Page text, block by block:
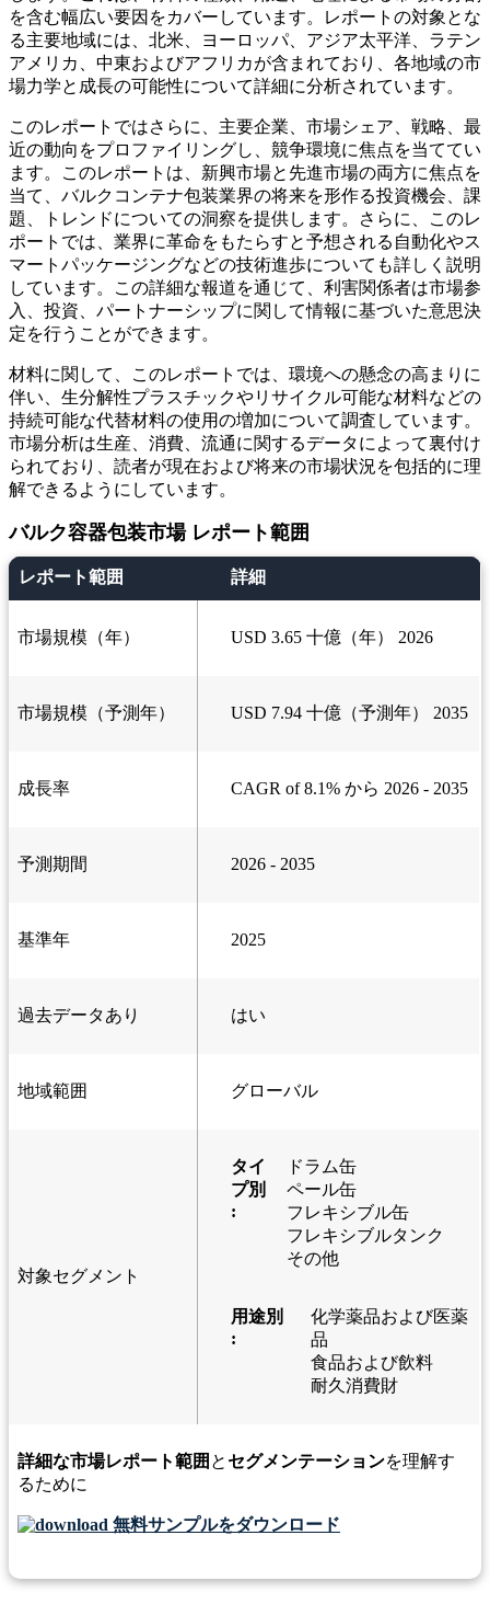
を含む幅広い要因をカバーしています。レポートの対象とな
る主要地域には、北米、ヨーロッパ、アジア太平洋、ラテン
アメリカ、中東およびアフリカが含まれており、各地域の市
場力学と成長の可能性について詳細に分析されています。
このレポートではさらに、主要企業、市場シェア、戦略、最
近の動向をプロファイリングし、競争環境に焦点を当ててい
ます。このレポートは、新興市場と先進市場の両方に焦点を
当て、バルクコンテナ包装業界の将来を形作る投資機会、課
題、トレンドについての洞察を提供します。さらに、このレ
ポートでは、業界に革命をもたらすと予想される自動化やス
マートパッケージングなどの技術進歩についても詳しく説明
しています。この詳細な報道を通じて、利害関係者は市場参
入、投資、パートナーシップに関して情報に基づいた意思決
定を行うことができます。
材料に関して、このレポートでは、環境への懸念の高まりに
伴い、生分解性プラスチックやリサイクル可能な材料などの
持続可能な代替材料の使用の増加について調査しています。
市場分析は生産、消費、流通に関するデータによって裏付け
られており、読者が現在および将来の市場状況を包括的に理
解できるようにしています。
バルク容器包装市場 レポート範囲
レポート範囲 詳細
市場規模（年） USD 3.65 十億（年） 2026
市場規模（予測年） USD 7.94 十億（予測年） 2035
成長率 CAGR of 8.1% から 2026 - 2035
予測期間 2026 - 2035
基準年 2025
過去データあり はい
地域範囲 グローバル
対象セグメント
タイ
プ別
:
ドラム缶
ペール缶
フレキシブル缶
フレキシブルタンク
その他
用途別
:
化学薬品および医薬
品
食品および飲料
耐久消費財
詳細な市場レポート範囲 と セグメンテーションを理解す
るために
無料サンプルをダウンロード